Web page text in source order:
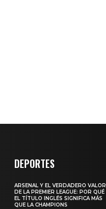
DEPORTES
ARSENAL Y EL VERDADERO VALOR
DE LA PREMIER LEAGUE: POR QUÉ
EL TÍTULO INGLÉS SIGNIFICA MÁS
QUE LA CHAMPIONS